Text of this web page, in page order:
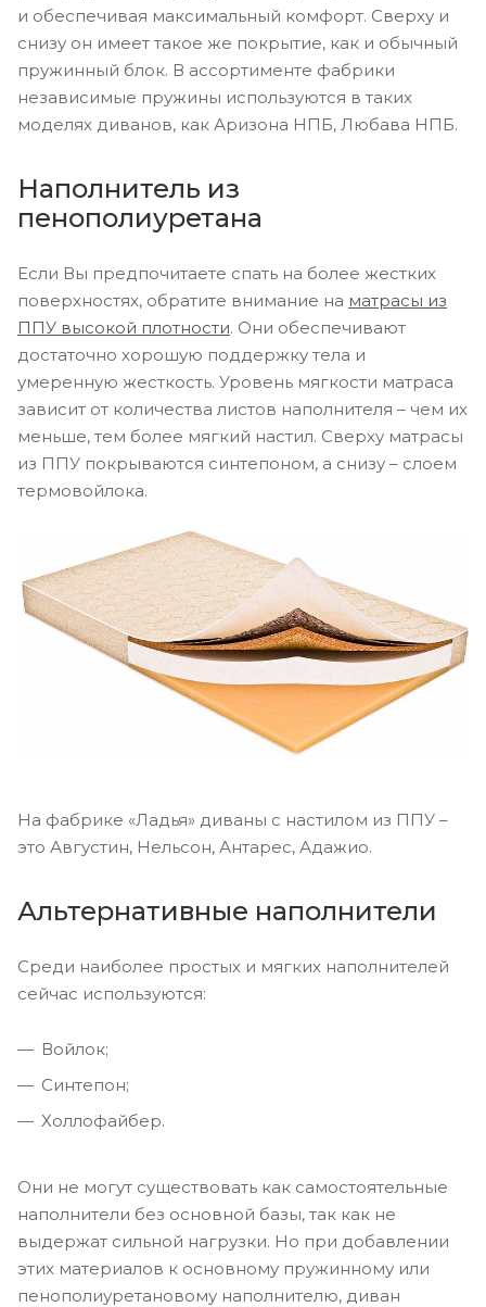
и обеспечивая максимальный комфорт. Сверху и
снизу он имеет такое же покрытие, как и обычный
пружинный блок. В ассортименте фабрики
независимые пружины используются в таких
моделях диванов, как Аризона НПБ, Любава НПБ.
Наполнитель из
пенополиуретана
Если Вы предпочитаете спать на более жестких
поверхностях, обратите внимание на матрасы из
ППУ высокой плотности. Они обеспечивают
достаточно хорошую поддержку тела и
умеренную жесткость. Уровень мягкости матраса
зависит от количества листов наполнителя – чем их
меньше, тем более мягкий настил. Сверху матрасы
из ППУ покрываются синтепоном, а снизу – слоем
термовойлока.
На фабрике «Ладья» диваны с настилом из ППУ –
это Августин, Нельсон, Антарес, Адажио.
Альтернативные наполнители
Среди наиболее простых и мягких наполнителей
сейчас используются:
Войлок;
Синтепон;
Холлофайбер.
Они не могут существовать как самостоятельные
наполнители без основной базы, так как не
выдержат сильной нагрузки. Но при добавлении
этих материалов к основному пружинному или
пенополиуретановому наполнителю, диван